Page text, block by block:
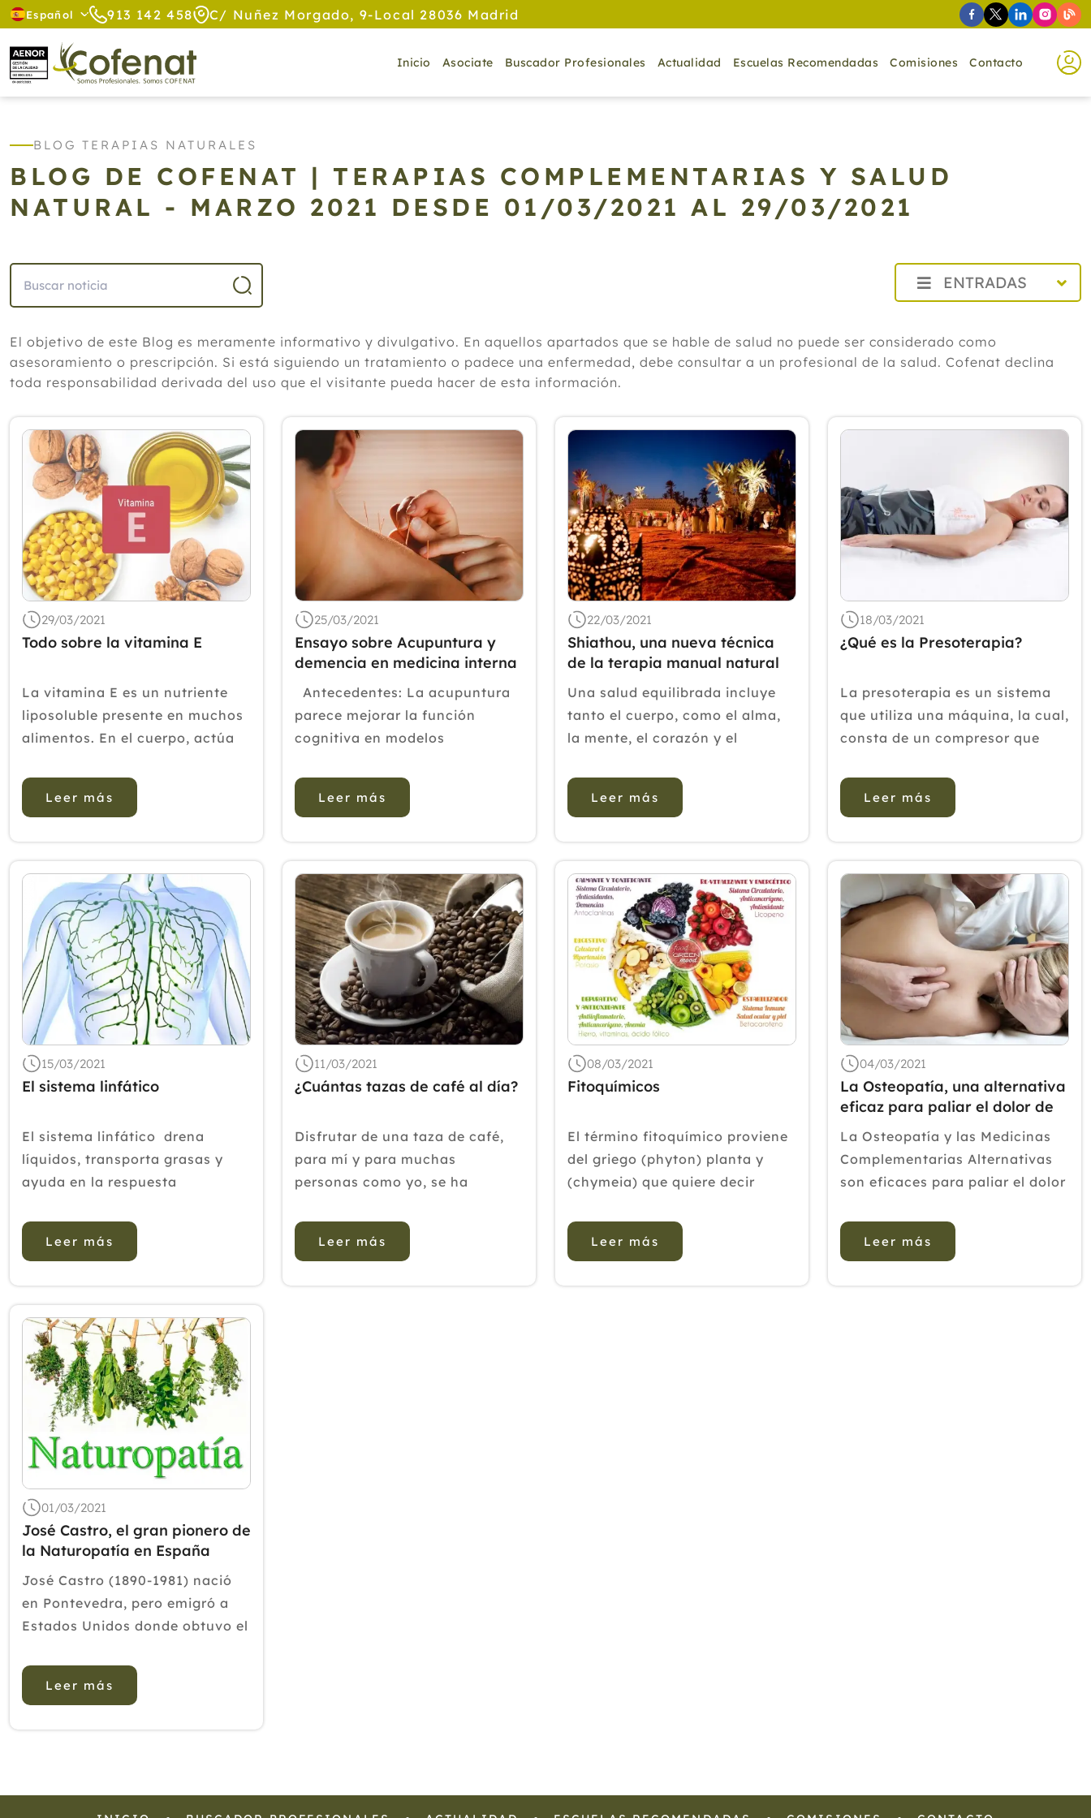
Español 913 142 458 C/ Nuñez Morgado, 9-Local 28036 Madrid
Inicio Asociate Buscador Profesionales Actualidad Escuelas Recomendadas Comisiones Contacto
BLOG TERAPIAS NATURALES
BLOG DE COFENAT | TERAPIAS COMPLEMENTARIAS Y SALUD
NATURAL - MARZO 2021 DESDE 01/03/2021 AL 29/03/2021
ENTRADAS
2025
2022
Diciembre
Noviembre
Octubre
Septiembre
Junio
Mayo
Abril
Febrero
Enero
2020
2015
2014
2013
2012
El objetivo de este Blog es meramente informativo y divulgativo. En aquellos apartados que se hable de salud no puede ser considerado como
asesoramiento o prescripción. Si está siguiendo un tratamiento o padece una enfermedad, debe consultar a un profesional de la salud. Cofenat declina
toda responsabilidad derivada del uso que el visitante pueda hacer de esta información.
29/03/2021
Todo sobre la vitamina E
La vitamina E es un nutriente
liposoluble presente en muchos
alimentos. En el cuerpo, actúa
proteger las células contra los
daños causados por los
forman cuando el cuerpo
convierte l...
Leer más
25/03/2021
Ensayo sobre Acupuntura y
demencia en medicina interna
Antecedentes: La acupuntura
parece mejorar la función
cognitiva en modelos
agitación en la demencia. La
adición de acupuntura al
clínicos relacionados con el de...
Leer más
22/03/2021
Shiathou, una nueva técnica
de la terapia manual natural
Una salud equilibrada incluye
tanto el cuerpo, como el alma,
la mente, el corazón y el
marroquí Houari Larkoubi nos
presenta un nuevo enfoque
migraña y los v&eac...
Leer más
18/03/2021
¿Qué es la Presoterapia?
La presoterapia es un sistema
que utiliza una máquina, la cual,
consta de un compresor que
en las piernas, como si fuera un
pantalón. Estas mangas
completa dependiendo del
programa elegido p...
Leer más
15/03/2021
El sistema linfático
El sistema linfático drena
líquidos, transporta grasas y
ayuda en la respuesta
sin embargo pese a cumplir
funciones vitales muy
que todos conocemos en mayor
o menor medida como fu...
Leer más
11/03/2021
¿Cuántas tazas de café al día?
Disfrutar de una taza de café,
para mí y para muchas
personas como yo, se ha
hábitos del día que asociamos
con el placer. El ritual de poner
Leer más
08/03/2021
Fitoquímicos
El término fitoquímico proviene
del griego (phyton) planta y
(chymeia) que quiere decir
sustancias químicas que están
presentes en los alimentos de
Leer más
04/03/2021
La Osteopatía, una alternativa
eficaz para paliar el dolor de
la fibromialgia
La Osteopatía y las Medicinas
Complementarias Alternativas
son eficaces para paliar el dolor
según explica el responsable de
la Comisión de Osteopatía de la
Leer más
01/03/2021
José Castro, el gran pionero de
la Naturopatía en España
José Castro (1890-1981) nació
en Pontevedra, pero emigró a
Estados Unidos donde obtuvo el
por la Universidad American
School Naturopathy de Nueva
Leer más